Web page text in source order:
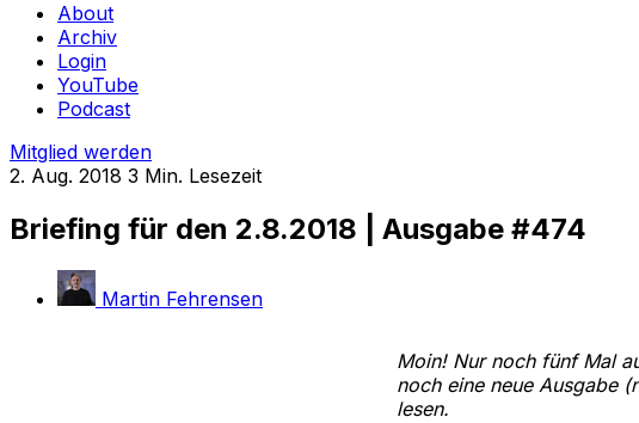
About
Archiv
Login
YouTube
Podcast
Mitglied werden
2. Aug. 2018 3 Min. Lesezeit
Briefing für den 2.8.2018 | Ausgabe #474
Martin Fehrensen
Moin! Nur noch fünf Mal
noch eine neue Ausgabe
lesen.